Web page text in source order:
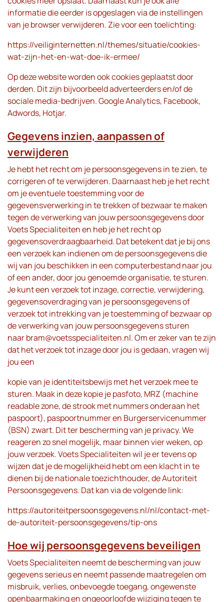
informatie die eerder is opgeslagen via de instellingen
van je browser verwijderen. Zie voor een toelichting:
https://veiliginternetten.nl/themes/situatie/cookies-
wat-zijn-het-en-wat-doe-ik-ermee/
Op deze website worden ook cookies geplaatst door
derden. Dit zijn bijvoorbeeld adverteerders en/of de
sociale media-bedrijven. Google Analytics, Facebook,
Adwords, Hotjar.
Gegevens inzien, aanpassen of
verwijderen
Je hebt het recht om je persoonsgegevens in te zien, te
corrigeren of te verwijderen. Daarnaast heb je het recht
om je eventuele toestemming voor de
gegevensverwerking in te trekken of bezwaar te maken
tegen de verwerking van jouw persoonsgegevens door
Voets Specialiteiten en heb je het recht op
gegevensoverdraagbaarheid. Dat betekent dat je bij ons
een verzoek kan indienen om de persoonsgegevens die
wij van jou beschikken in een computerbestand naar jou
of een ander, door jou genoemde organisatie, te sturen.
Je kunt een verzoek tot inzage, correctie, verwijdering,
gegevensoverdraging van je persoonsgegevens of
verzoek tot intrekking van je toestemming of bezwaar op
de verwerking van jouw persoonsgegevens sturen
naarbram@voetsspecialiteiten.nl. Om er zeker van te zijn
dat het verzoek tot inzage door jou is gedaan, vragen wij
jou een
kopie van je identiteitsbewijs met het verzoek mee te
sturen. Maak in deze kopie je pasfoto, MRZ (machine
readable zone, de strook met nummers onderaan het
paspoort), paspoortnummer en Burgerservicenummer
(BSN) zwart. Dit ter bescherming van je privacy. We
reageren zo snel mogelijk, maar binnen vier weken, op
jouw verzoek. Voets Specialiteiten wil je er tevens op
wijzen dat je de mogelijkheid hebt om een klacht in te
dienen bij de nationale toezichthouder, de Autoriteit
Persoonsgegevens. Dat kan via de volgende link:
https://autoriteitpersoonsgegevens.nl/nl/contact-met-
de-autoriteit-persoonsgegevens/tip-ons
Hoe wij persoonsgegevens beveiligen
Voets Specialiteiten neemt de bescherming van jouw
gegevens serieus en neemt passende maatregelen om
misbruik, verlies, onbevoegde toegang, ongewenste
openbaarmaking en ongeoorloofde wijziging tegen te